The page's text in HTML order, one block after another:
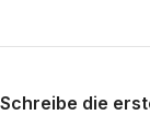
Schreibe die